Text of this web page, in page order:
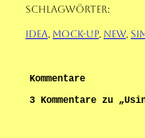
Schlagwörter:
Idea, Mock-Up, New,
Kommentare
3 Kommentare zu